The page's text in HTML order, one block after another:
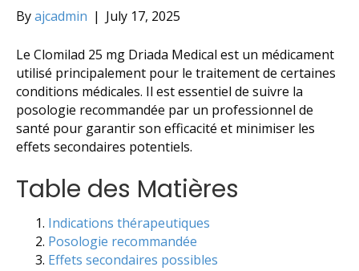
Byajcadmin | July 17, 2025
Le Clomilad 25 mg Driada Medical est un médicament
utilisé principalement pour le traitement de certaines
conditions médicales. Il est essentiel de suivre la
posologie recommandée par un professionnel de
santé pour garantir son efficacité et minimiser les
effets secondaires potentiels.
Table des Matières
Indications thérapeutiques
Posologie recommandée
Effets secondaires possibles